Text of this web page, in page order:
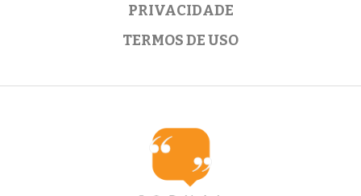
PRIVACIDADE
TERMOS DE USO